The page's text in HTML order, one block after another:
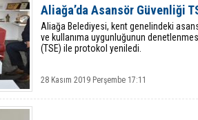
Aliağa’da Asansör Güvenliği
Aliağa Belediyesi, kent genelindeki
ve kullanıma uygunluğunun
(TSE) ile protokol yeniledi.
28 Kasım 2019 Perşembe 17:11